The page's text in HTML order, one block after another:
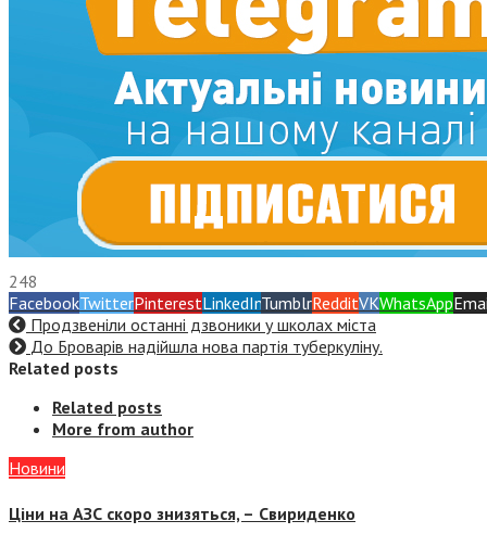
248
FacebookTwitterPinterestLinkedInTumblrRedditVKWhatsApp
Продзвеніли останні дзвоники у школах міста
До Броварів надійшла нова партія туберкуліну.
Related posts
Related posts
More from author
Новини
Ціни на АЗС скоро знизяться, – Свириденко